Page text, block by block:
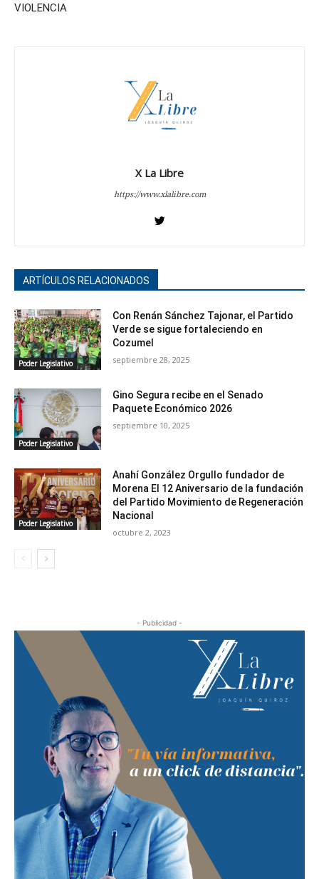
VIOLENCIA
X La Libre
https://www.xlalibre.com
ARTÍCULOS RELACIONADOS
Poder Legislativo
Con Renán Sánchez Tajonar, el Partido
Verde se sigue fortaleciendo en
Cozumel
septiembre 28, 2025
Poder Legislativo
Gino Segura recibe en el Senado
Paquete Económico 2026
septiembre 10, 2025
Poder Legislativo
Anahí González Orgullo fundador de
Morena El 12 Aniversario de la fundación
del Partido Movimiento de Regeneración
Nacional
octubre 2, 2023
- Publicidad -